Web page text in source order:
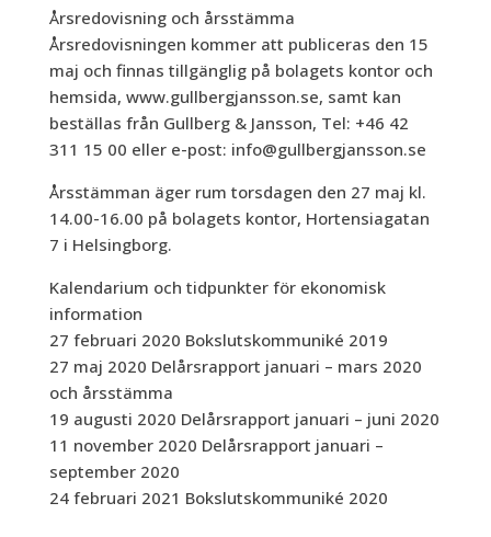
Årsredovisning och årsstämma
Årsredovisningen kommer att publiceras den 15
maj och finnas tillgänglig på bolagets kontor och
hemsida, www.gullbergjansson.se, samt kan
beställas från Gullberg & Jansson, Tel: +46 42
311 15 00 eller e-post: info@gullbergjansson.se
Årsstämman äger rum torsdagen den 27 maj kl.
14.00-16.00 på bolagets kontor, Hortensiagatan
7 i Helsingborg.
Kalendarium och tidpunkter för ekonomisk
information
27 februari 2020 Bokslutskommuniké 2019
27 maj 2020 Delårsrapport januari – mars 2020
och årsstämma
19 augusti 2020 Delårsrapport januari – juni 2020
11 november 2020 Delårsrapport januari –
september 2020
24 februari 2021 Bokslutskommuniké 2020